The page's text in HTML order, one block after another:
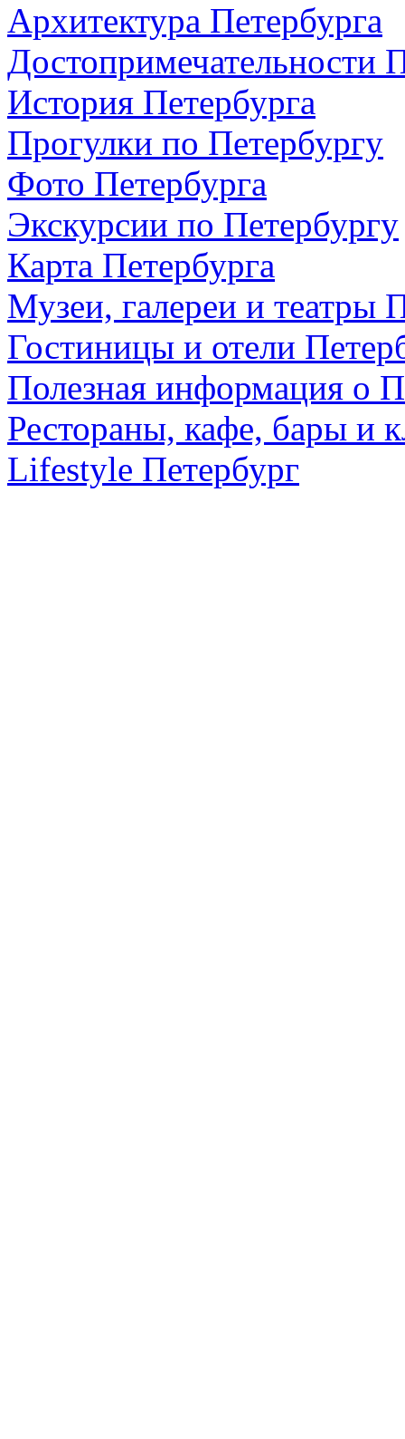
Архитектура Петербурга
Достопримечательности
История Петербурга
Прогулки по Петербургу
Фото Петербурга
Экскурсии по Петербургу
Карта Петербурга
Музеи, галереи и театры
Гостиницы и отели
Полезная информация о
Рестораны, кафе, бары и
Lifestyle Петербург